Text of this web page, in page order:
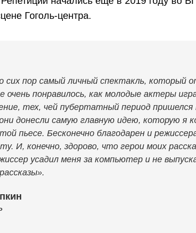
Гоголь-центра.
сих пор самый личный спектакль, который
очень понравилось, как молодые актеры
тех, чей пубертатный период
донесли самую главную идею, которую я
пьесе. Бесконечно благодарен и
И, конечно, здорово, что герои моих
усадил меня за компьютер и не